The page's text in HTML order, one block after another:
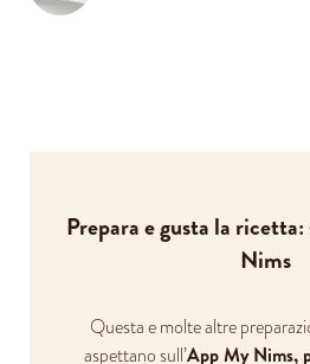
Prepara e gusta la
Nims
Questa e molte altre
aspettano sull’App My Nims,